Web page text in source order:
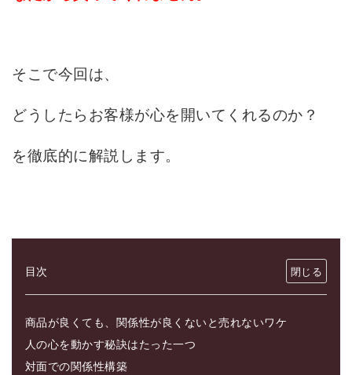
そこで今回は、
どうしたらお客様が心を開いてくれるのか？
を徹底的に解説します。
目次
商品が良くても、関係性が良くないと売れないワケ
人の心を動かす秘訣はたった一つ
対面での関係性構築